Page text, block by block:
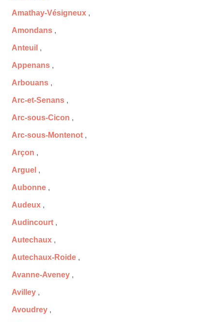
Amathay-Vésigneux ,
Amondans ,
Anteuil ,
Appenans ,
Arbouans ,
Arc-et-Senans ,
Arc-sous-Cicon ,
Arc-sous-Montenot ,
Arçon ,
Arguel ,
Aubonne ,
Audeux ,
Audincourt ,
Autechaux ,
Autechaux-Roide ,
Avanne-Aveney ,
Avilley ,
Avoudrey ,